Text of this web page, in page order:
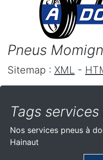
Pneus
Sitemap : XML -
Tags
Nos services pneus à
Hainaut